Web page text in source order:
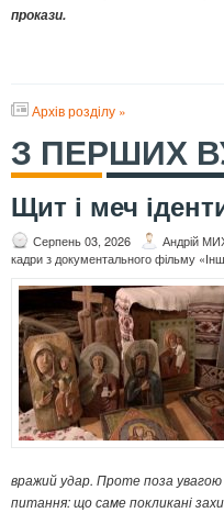
прокази.
Архів розділу »
З ПЕРШИХ
Щит і меч
Серпень 03, 2026
Андрій
кадри з документального фільму
вражий удар. Проте поза
питання: що саме покликані